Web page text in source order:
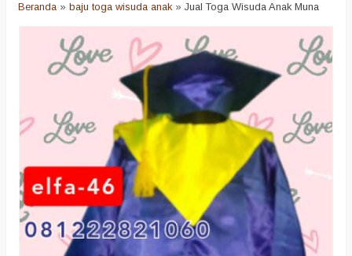
Beranda » baju toga wisuda anak» Jual Toga Wisuda Anak Muna